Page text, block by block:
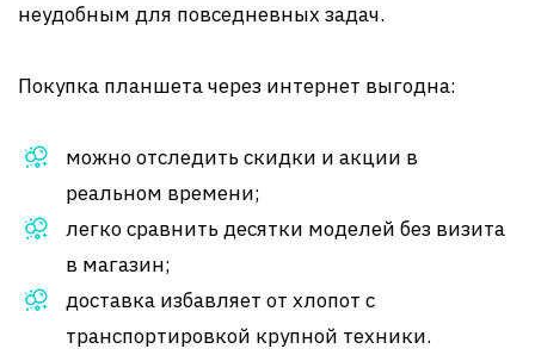
неудобным для повседневных задач.
Покупка планшета через интернет выгодна:
можно отследить скидки и акции в
реальном времени;
легко сравнить десятки моделей без визита
в магазин;
доставка избавляет от хлопот с
транспортировкой крупной техники.